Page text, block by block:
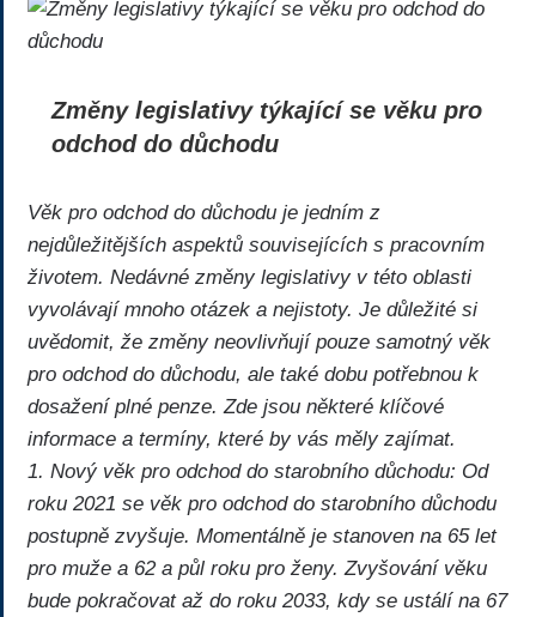
Změny legislativy týkající se věku pro
odchod do důchodu
Věk pro odchod do důchodu je jedním z
nejdůležitějších aspektů souvisejících s pracovním
životem. Nedávné změny legislativy v této oblasti
vyvolávají mnoho otázek a nejistoty. Je důležité si
uvědomit, že změny neovlivňují pouze samotný věk
pro odchod do důchodu, ale také dobu potřebnou k
dosažení plné penze. Zde jsou některé klíčové
informace a termíny, které by vás měly zajímat.
1. Nový věk pro odchod do starobního důchodu: Od
roku 2021 se věk pro odchod do starobního důchodu
postupně zvyšuje. Momentálně je stanoven na 65 let
pro muže a 62 a půl roku pro ženy. Zvyšování věku
bude pokračovat až do roku 2033, kdy se ustálí na 67